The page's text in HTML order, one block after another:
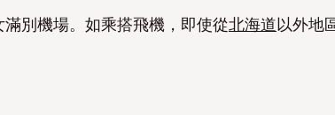
滿別機場。如乘搭飛機，即使從北海道以外地